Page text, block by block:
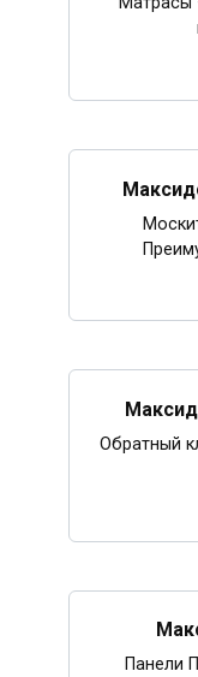
Обратный
Панели